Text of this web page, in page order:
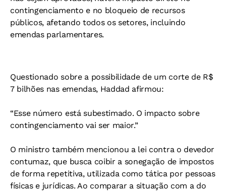
contingenciamento e no bloqueio de recursos
públicos, afetando todos os setores, incluindo
emendas parlamentares.
Questionado sobre a possibilidade de um corte de R$
7 bilhões nas emendas, Haddad afirmou:
“Esse número está subestimado. O impacto sobre
contingenciamento vai ser maior.”
O ministro também mencionou a lei contra o devedor
contumaz, que busca coibir a sonegação de impostos
de forma repetitiva, utilizada como tática por pessoas
físicas e jurídicas. Ao comparar a situação com a do